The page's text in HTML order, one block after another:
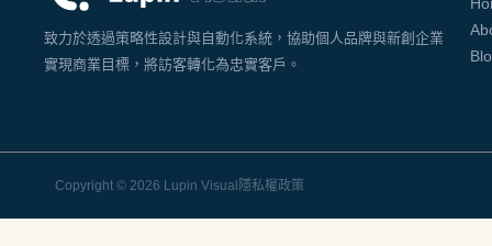
致力於透過策略性設計與自動化系統，協助個人品牌與新創企業
實現商業目標，將訪客轉化為忠實客戶。
Copyright © 2026 Lupin Visual 隱私權政策